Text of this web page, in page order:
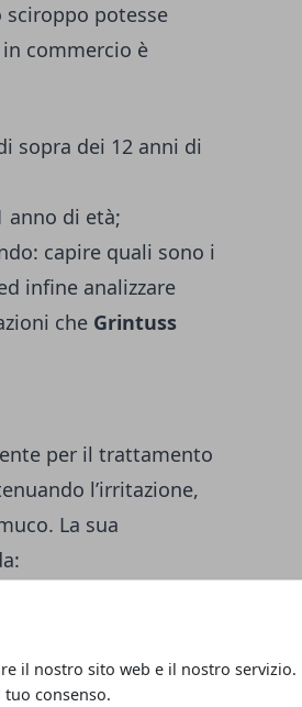
il nostro sito web e il nostro servizio.
consenso.
potesse
commercio è
sopra dei 12 anni di
anno di età;
capire quali sono i
infine analizzare
che Grintuss
per il trattamento
l’irritazione,
La sua